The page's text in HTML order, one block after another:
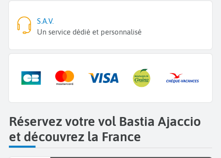
S.A.V.
Un service dédié et personnalisé
Réservez votre vol Bastia Ajaccio
et découvrez la France